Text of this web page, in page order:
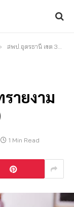
สพป.อุดรธานี เขต 3
รายงาม
1 Min Read